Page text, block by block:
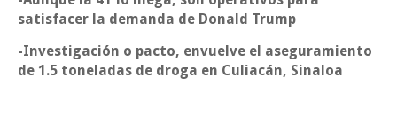
satisfacer la demanda de Donald Trump
-Investigación o pacto, envuelve el aseguramiento
de 1.5 toneladas de droga en Culiacán, Sinaloa